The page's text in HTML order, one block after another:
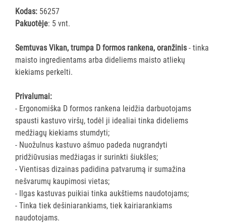
kempinės,
šveistukai,
padai
Įrankiai
teritorijų
Maisto
gamybos
vietų
valymas
Visi
Valymo
šepečiai
Nubraukėjai
ir
gumos
Kodas: 56257
Pakuotėje: 5 vnt.
Semtuvas Vikan, trumpa D formos rankena, oranžinis - tinka
maisto ingredientams arba dideliems maisto atliekų
kiekiams perkelti.
Privalumai:
- Ergonomiška D formos rankena leidžia darbuotojams
spausti kastuvo viršų, todėl ji idealiai tinka dideliems
medžiagų kiekiams stumdyti;
- Nuožulnus kastuvo ašmuo padeda nugrandyti
pridžiūvusias medžiagas ir surinkti šiukšles;
- Vientisas dizainas padidina patvarumą ir sumažina
nešvarumų kaupimosi vietas;
- Ilgas kastuvas puikiai tinka aukštiems naudotojams;
- Tinka tiek dešiniarankiams, tiek kairiarankiams
naudotojams.